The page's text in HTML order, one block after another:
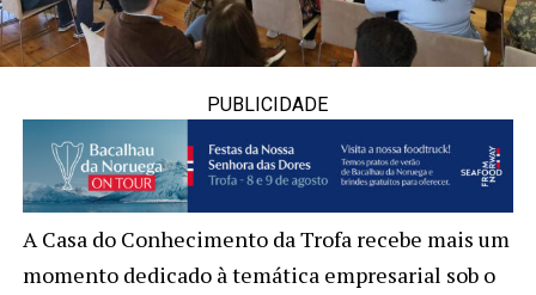
PUBLICIDADE
A Casa do Conhecimento da Trofa recebe mais um
momento dedicado à temática empresarial sob o